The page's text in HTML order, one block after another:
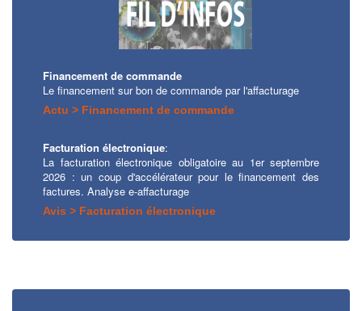
Financement de commande
Le financement sur bon de commande par l'affacturage
Actu > Financement de commande
Facturation électronique:
La facturation électronique obligatoire au 1er septembre
2026 : un coup d'accélérateur pour le financement des
factures. Analyse e-affacturage
Avis > Facturation électronique